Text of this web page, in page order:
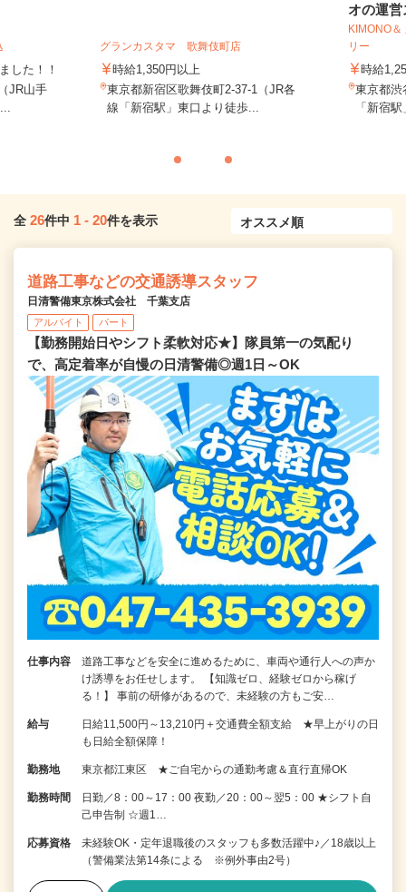
した！！
JR山手
グランカスタマ 歌舞伎町店
時給1,350円以上
東京都新宿区歌舞伎町2-37-1（JR各
線「新宿駅」東口より徒歩...
オの運営
KIMONO
リー
時給
東京都渋
「新宿
全 26件中 1 - 20件を表示
道路工事などの交通誘導スタッフ
日清警備東京株式会社 千葉支店
アルバイト パート
【勤務開始日やシフト柔軟対応★】隊員第一の気配り
で、高定着率が自慢の日清警備◎週1日～OK
仕事内容
道路工事などを安全に進めるために、車両や通行人への声か
け誘導をお任せします。 【知識ゼロ、経験ゼロから稼げ
る！】 事前の研修があるので、未経験の方もご安…
給与
日給11,500円～13,210円＋交通費全額支給 ★早上がりの日
も日給全額保障！
勤務地 東京都江東区 ★ご自宅からの通勤考慮＆直行直帰OK
勤務時間
日勤／8：00～17：00 夜勤／20：00～翌5：00 ★シフト自
己申告制 ☆週1…
応募資格
未経験OK・定年退職後のスタッフも多数活躍中♪／18歳以上
（警備業法第14条による ※例外事由2号）